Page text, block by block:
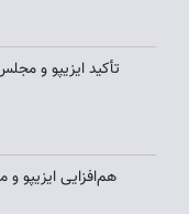
تأکید ایزیپو و
هم‌افزایی